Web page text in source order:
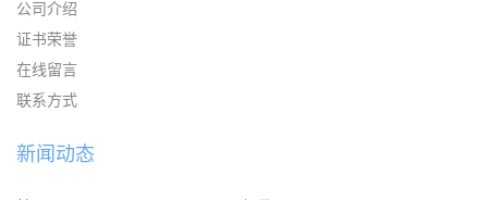
公司介绍
证书荣誉
在线留言
联系方式
新闻动态